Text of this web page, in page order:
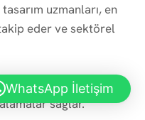
uzmanları, en
eder ve sektörel
arama
sağlar.
WhatsApp İletişim